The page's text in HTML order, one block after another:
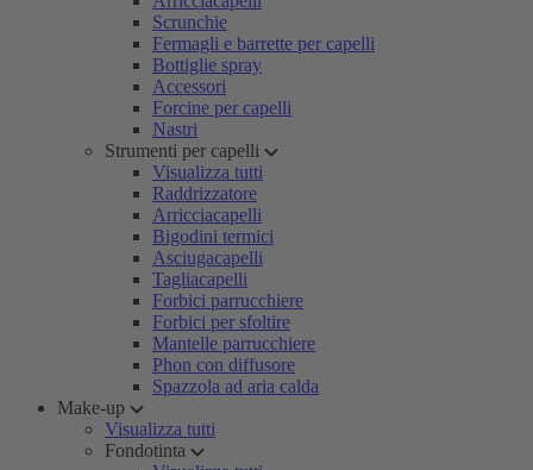
Scrunchie
Fermagli e barrette per capelli
Bottiglie spray
Accessori
Forcine per capelli
Nastri
Strumenti per capelli
Visualizza tutti
Raddrizzatore
Arricciacapelli
Bigodini termici
Asciugacapelli
Tagliacapelli
Forbici parrucchiere
Forbici per sfoltire
Mantelle parrucchiere
Phon con diffusore
Spazzola ad aria calda
Make-up
Visualizza tutti
Fondotinta